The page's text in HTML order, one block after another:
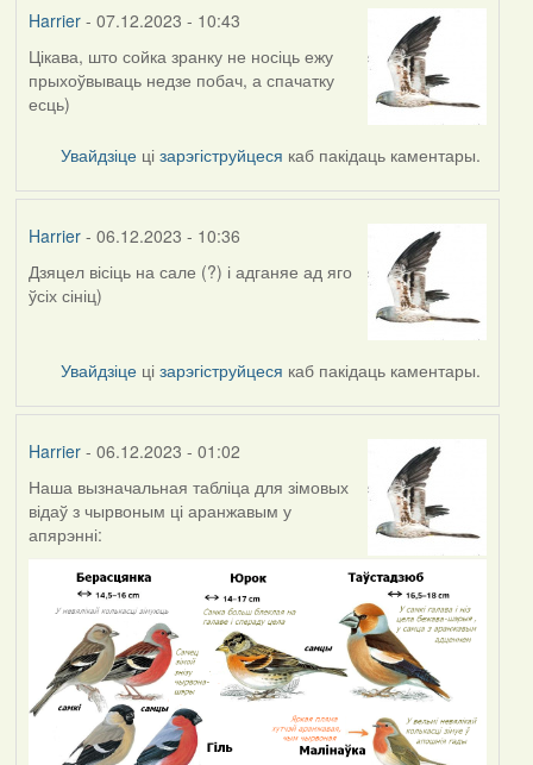
Harrier- 07.12.2023 - 10:43
Цікава, што сойка зранку не носіць ежу
прыхоўвываць недзе побач, а спачатку
есць)
Увайдзіце цізарэгіструйцеся каб пакідаць каментары.
Harrier- 06.12.2023 - 10:36
Дзяцел вісіць на сале (?) і адганяе ад яго
ўсіх сініц)
Увайдзіце цізарэгіструйцеся каб пакідаць каментары.
Harrier- 06.12.2023 - 01:02
Наша вызначальная табліца для зімовых
відаў з чырвоным ці аранжавым у
апярэнні: